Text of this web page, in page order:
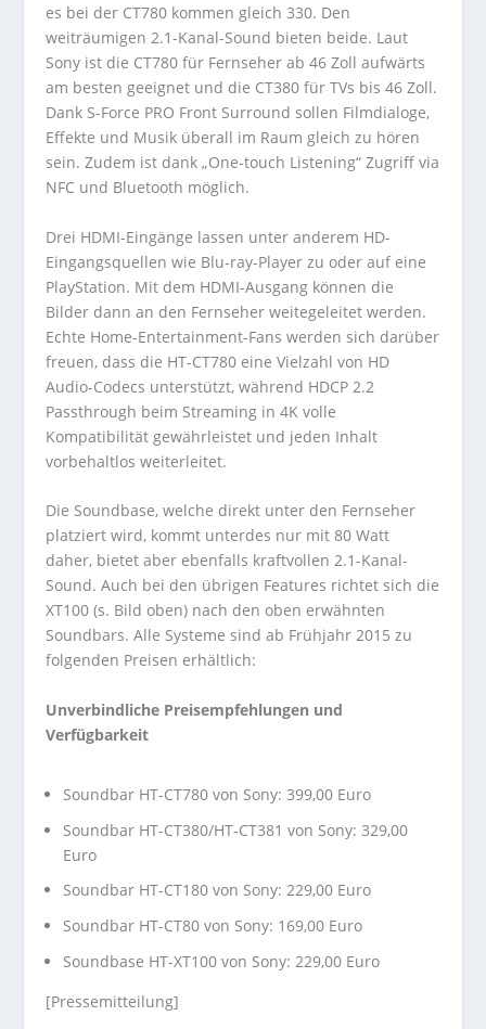
es bei der CT780 kommen gleich 330. Den
weiträumigen 2.1-Kanal-Sound bieten beide. Laut
Sony ist die CT780 für Fernseher ab 46 Zoll aufwärts
am besten geeignet und die CT380 für TVs bis 46 Zoll.
Dank S-Force PRO Front Surround sollen Filmdialoge,
Effekte und Musik überall im Raum gleich zu hören
sein. Zudem ist dank „One-touch Listening“ Zugriff via
NFC und Bluetooth möglich.
Drei HDMI-Eingänge lassen unter anderem HD-
Eingangsquellen wie Blu-ray-Player zu oder auf eine
PlayStation. Mit dem HDMI-Ausgang können die
Bilder dann an den Fernseher weitegeleitet werden.
Echte Home-Entertainment-Fans werden sich darüber
freuen, dass die HT-CT780 eine Vielzahl von HD
Audio-Codecs unterstützt, während HDCP 2.2
Passthrough beim Streaming in 4K volle
Kompatibilität gewährleistet und jeden Inhalt
vorbehaltlos weiterleitet.
Die Soundbase, welche direkt unter den Fernseher
platziert wird, kommt unterdes nur mit 80 Watt
daher, bietet aber ebenfalls kraftvollen 2.1-Kanal-
Sound. Auch bei den übrigen Features richtet sich die
XT100 (s. Bild oben) nach den oben erwähnten
Soundbars. Alle Systeme sind ab Frühjahr 2015 zu
folgenden Preisen erhältlich:
Unverbindliche Preisempfehlungen und
Verfügbarkeit
Soundbar HT-CT780 von Sony: 399,00 Euro
Soundbar HT-CT380/HT-CT381 von Sony: 329,00
Euro
Soundbar HT-CT180 von Sony: 229,00 Euro
Soundbar HT-CT80 von Sony: 169,00 Euro
Soundbase HT-XT100 von Sony: 229,00 Euro
[Pressemitteilung]